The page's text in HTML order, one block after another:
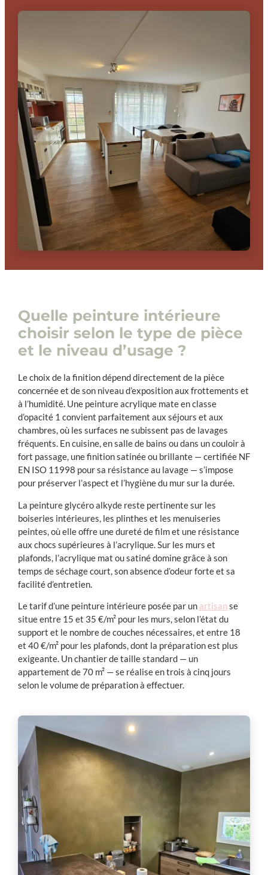
Quelle peinture intérieure
choisir selon le type de pièce
et le niveau d’usage ?
Le choix de la finition dépend directement de la pièce
concernée et de son niveau d’exposition aux frottements et
à l’humidité. Une peinture acrylique mate en classe
d’opacité 1 convient parfaitement aux séjours et aux
chambres, où les surfaces ne subissent pas de lavages
fréquents. En cuisine, en salle de bains ou dans un couloir à
fort passage, une finition satinée ou brillante — certifiée NF
EN ISO 11998 pour sa résistance au lavage — s’impose
pour préserver l’aspect et l’hygiène du mur sur la durée.
La peinture glycéro alkyde reste pertinente sur les
boiseries intérieures, les plinthes et les menuiseries
peintes, où elle offre une dureté de film et une résistance
aux chocs supérieures à l’acrylique. Sur les murs et
plafonds, l’acrylique mat ou satiné domine grâce à son
temps de séchage court, son absence d’odeur forte et sa
facilité d’entretien.
Le tarif d’une peinture intérieure posée par un artisanse
situe entre 15 et 35 €/m² pour les murs, selon l’état du
support et le nombre de couches nécessaires, et entre 18
et 40 €/m² pour les plafonds, dont la préparation est plus
exigeante. Un chantier de taille standard — un
appartement de 70 m² — se réalise en trois à cinq jours
selon le volume de préparation à effectuer.